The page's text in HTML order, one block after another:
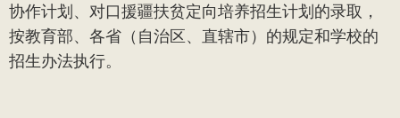
协作计划、对口援疆扶贫定向培养招生计划的录取，
按教育部、各省（自治区、直辖市）的规定和学校的
招生办法执行。